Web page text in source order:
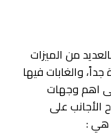
من الميزات
والغابات فيها
اهم وجهات
الأجانب على
هي :